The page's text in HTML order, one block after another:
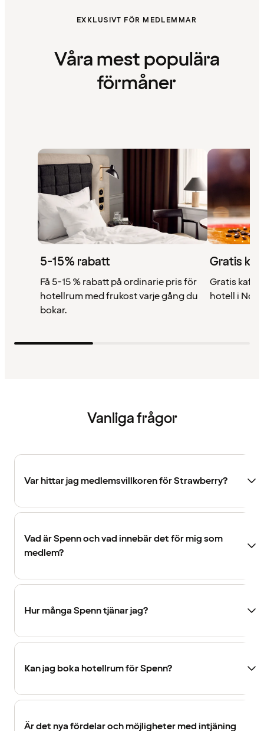
EXKLUSIVT FÖR MEDLEMMAR
Våra mest populära
förmåner
5-15% rabatt
Få 5-15 % rabatt på ordinarie pris för
hotellrum med frukost varje gång du
bokar.
Gratis
Gratis kaffe
hotell i
Vanliga frågor
Var hittar jag medlemsvillkoren för Strawberry?
Vad är Spenn och vad innebär det för mig som
medlem?
Hur många Spenn tjänar jag?
Kan jag boka hotellrum för Spenn?
Är det nya fördelar och möjligheter med intjäning